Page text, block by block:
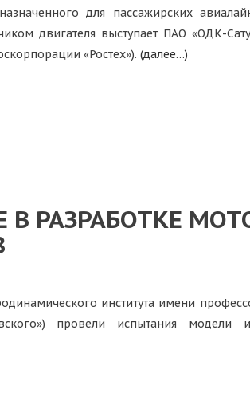
для пассажирских
двигателя выступает ПАО «ОДК-
«Ростех»). (далее…)
В РАЗРАБОТКЕ
института имени
провели испытания модели